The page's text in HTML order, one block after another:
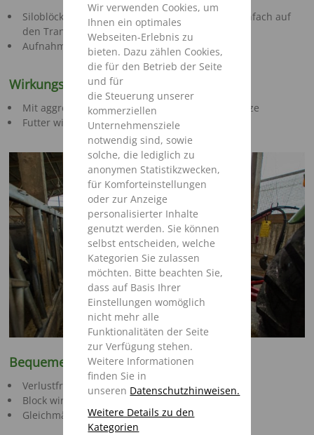
Wir verwenden Cookies, um
Ihnen ein optimales
Webseiten-Erlebnis zu
bieten. Dazu zählen Cookies,
die für den Betrieb der Seite
und für
die Steuerung unserer
kommerziellen
Unternehmensziele
notwendig sind, sowie
solche, die lediglich zu
anonymen Statistikzwecken,
für Komforteinstellungen
oder zur Anzeige
personalisierter Inhalte
genutzt werden. Sie können
selbst entscheiden, welche
Kategorien Sie zulassen
möchten. Bitte beachten Sie,
dass auf Basis Ihrer
Einstellungen womöglich
nicht mehr alle
Funktionalitäten der Seite
zur Verfügung stehen.
Weitere Informationen
finden Sie in
unseren Datenschutzhinweisen.
Weitere Details zu den
Kategorien
Siloblöcke werden mit Hilfe der Ladeschaufel einfach auf
den Transportboden gekippt
Aufnahme von Schüttgütern ebenfalls möglich
Wirkungsvolle Dosierwalze
Mit aggressiven Reißzinken bestückte Dosierwalze
Futter wird sauber vom Block abgefräst
Bequeme Futtervorlage
Verlustfreier Transport in den Stall
Block wird im BVW aufgelöst
Gleichmäßige Vorlage über das Querförderband